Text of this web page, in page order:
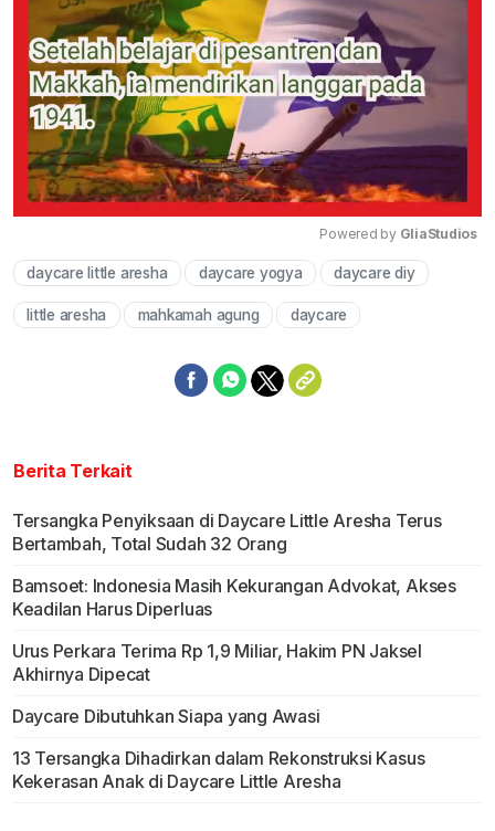
Mute
Powered by GliaStudios
daycare little aresha daycare yogya daycare diy
little aresha mahkamah agung daycare
Berita Terkait
Tersangka Penyiksaan di Daycare Little Aresha Terus
Bertambah, Total Sudah 32 Orang
Bamsoet: Indonesia Masih Kekurangan Advokat, Akses
Keadilan Harus Diperluas
Urus Perkara Terima Rp 1,9 Miliar, Hakim PN Jaksel
Akhirnya Dipecat
Daycare Dibutuhkan Siapa yang Awasi
13 Tersangka Dihadirkan dalam Rekonstruksi Kasus
Kekerasan Anak di Daycare Little Aresha